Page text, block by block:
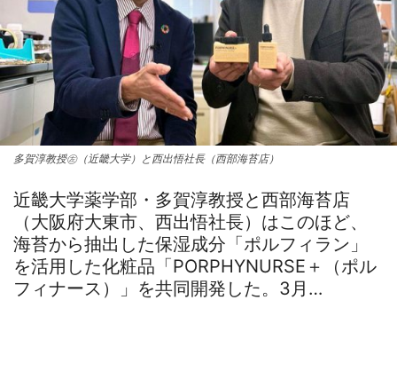
多賀淳教授㊧（近畿大学）と西出悟社長（西部海苔店）
近畿大学薬学部・多賀淳教授と西部海苔店
（大阪府大東市、西出悟社長）はこのほど、
海苔から抽出した保湿成分「ポルフィラン」
を活用した化粧品「PORPHYNURSE＋（ポル
フィナース）」を共同開発した。3月…